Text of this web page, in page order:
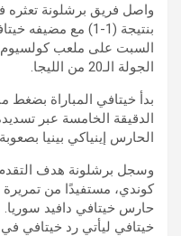
واصل فريق برشلونة تعثره
بنتيجة (1-1) مع
السبت على ملعب كولسيوم
الجولة الـ20 من الليجا.
بدأ خيتافي المباراة
الدقيقة الخامسة عبر
الحارس إينياكي بينيا
وسجل برشلونة هدف
كوندي، مستفيدًا من
حارس خيتافي دافيد